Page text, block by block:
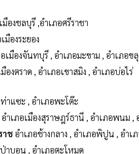
มืองชลบุรี ,อำเภอศรีราชา
มืองระยอง
เมืองจันทบุรี , อำเภอมะขาม , อำเภอข
องตราด , อำเภอเขาสมิง , อำเภอบ่อไร่
าแซะ , อำเภอพะโต๊ะ
อำเภอเมืองสุราษฎร์ธานี , อำเภอพนม ,
าช อำเภอช้างกลาง , อำเภอพิปูน , อำ
าบอน , อำเภอตะโหมด